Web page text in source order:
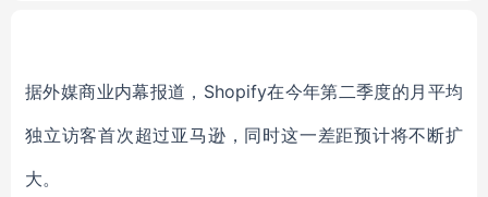
据外媒商业内幕报道，Shopify在今年第二季度的月平均
独立访客首次超过亚马逊，同时这一差距预计将不断扩
大。